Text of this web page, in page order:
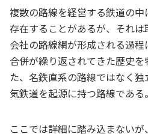
複数の路線を経営する鉄道の
存在することがあるが、それ
会社の路線網が形成される過
合併が繰り返されてきた歴史
た、名鉄直系の路線ではなく
気鉄道を起源に持つ路線である。
ここでは詳細に踏み込まない